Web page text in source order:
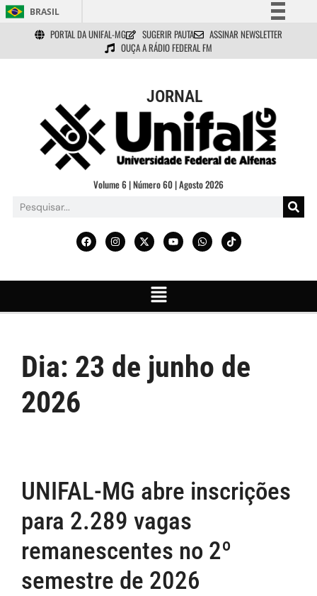
BRASIL
Simplifique!
Comunica BR
Acesso à informação
Legislação
Canais
PORTAL DA UNIFAL-MG SUGERIR PAUTA
ASSINAR NEWSLETTER
OUÇA A RÁDIO FEDERAL FM
JORNAL
Volume 6 | Número 60 | Agosto 2026
Dia: 23 de junho de
2026
UNIFAL-MG abre inscrições
para 2.289 vagas
remanescentes no 2º
semestre de 2026